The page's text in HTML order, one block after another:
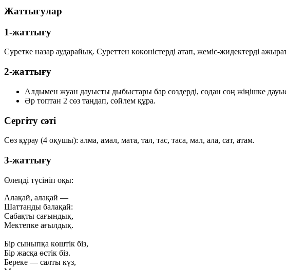
Жаттығулар
1-жаттығу
Суретке назар аударайық. Суреттен көкөністерді атап, жеміс-жидектерді
2-жаттығу
Алдымен жуан дауысты дыбыстары бар сөздерді, содан соң жіңішке
Әр топтан 2 сөз таңдап, сөйлем құра.
Сергіту сәті
Сөз құрау (4 оқушы): алма, амал, мата, тал, тас, таса, мал, ала, сат, атам.
3-жаттығу
Өлеңді түсініп оқы:
Алақай, алақай —
Шаттанды балақай:
Сабақты сағындық,
Мектепке ағылдық.
Бір сыныпқа көштік біз,
Бір жасқа өстік біз.
Береке — салты күз,